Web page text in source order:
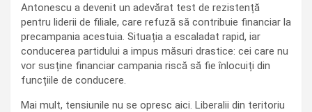
Antonescu a devenit un adevărat test de rezistență
pentru liderii de filiale, care refuză să contribuie financiar la
precampania acestuia. Situația a escaladat rapid, iar
conducerea partidului a impus măsuri drastice: cei care nu
vor susține financiar campania riscă să fie înlocuiți din
funcțiile de conducere.
Mai mult, tensiunile nu se opresc aici. Liberalii din teritoriu